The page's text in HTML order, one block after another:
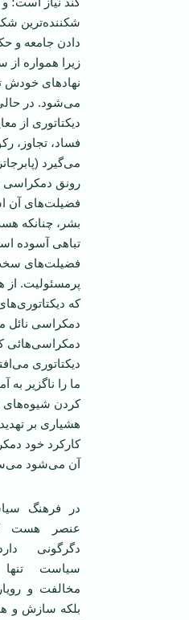
شکننده‌ترین
دادن جامعه و
زیرا همواره
نهاد‌های خودش
می‌شود. در
دیکتاتوری از
فساد، تجاوز،
می‌گیرد
رونق دمکراسی
فضیلت‌های آن
بشر، چنانکه
تباهی آسوده
فضیلت‌های
پر‌مسئولیت.
که
دمکراسی نائل
دمکراسی‌هائی
دیکتاتوری
ما را ناگزیر به
کردن
هشیاری بر
کارکرد خود
آن می‌شود
در فرهنگ
عنصر هست
دگرگونی
سیاست
مخالفت و
بلکه سازش و